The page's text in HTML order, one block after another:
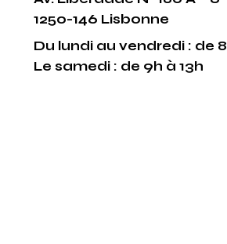
1250-146 Lisbonne
Du lundi au vendredi : de
Le samedi : de 9h à 13h